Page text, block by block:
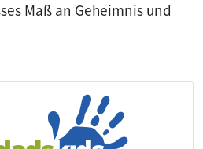
Maß an Geheimnis und